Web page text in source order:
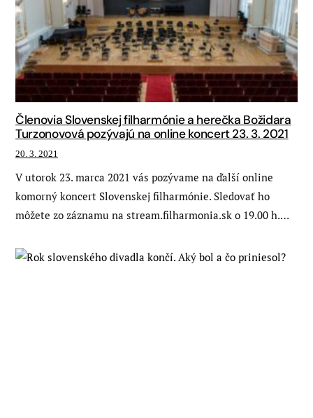
Členovia Slovenskej filharmónie a herečka Božidara
Turzonovová pozývajú na online koncert 23. 3. 2021
20. 3. 2021
V utorok 23. marca 2021 vás pozývame na ďalší online
komorný koncert Slovenskej filharmónie. Sledovať ho
môžete zo záznamu na stream.filharmonia.sk o 19.00 h.…